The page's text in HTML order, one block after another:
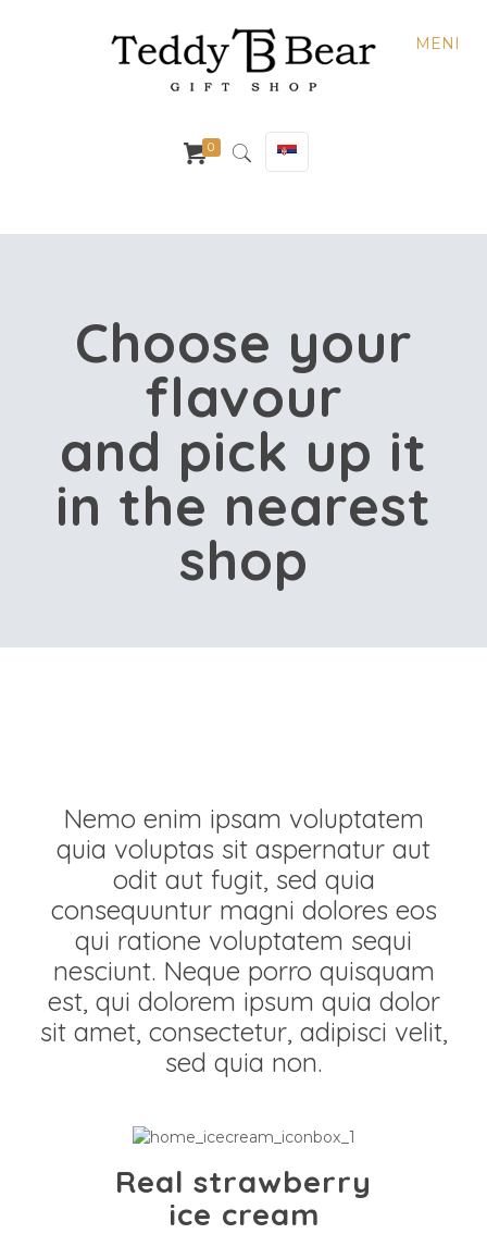
MENI
0
Choose your
flavour
and pick up it
in the nearest
shop
Nemo enim ipsam voluptatem
quia voluptas sit aspernatur aut
odit aut fugit, sed quia
consequuntur magni dolores eos
qui ratione voluptatem sequi
nesciunt. Neque porro quisquam
est, qui dolorem ipsum quia dolor
sit amet, consectetur, adipisci velit,
sed quia non.
Real strawberry
ice cream